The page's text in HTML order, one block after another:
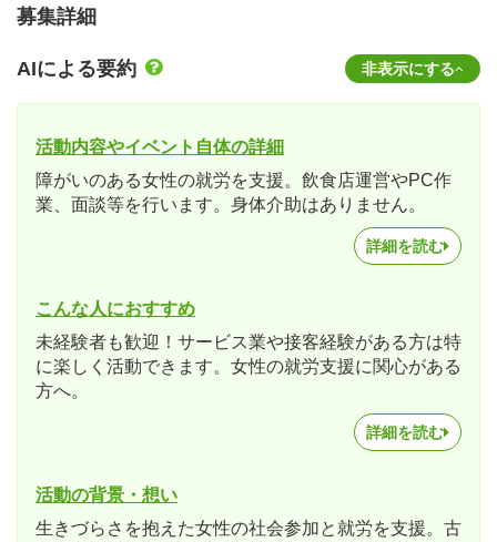
募集詳細
AIによる要約 非表示にする
活動内容やイベント自体の詳細
障がいのある女性の就労を支援。飲食店運営やPC作
業、面談等を行います。身体介助はありません。
詳細を読む
こんな人におすすめ
未経験者も歓迎！サービス業や接客経験がある方は特
に楽しく活動できます。女性の就労支援に関心がある
方へ。
詳細を読む
活動の背景・想い
生きづらさを抱えた女性の社会参加と就労を支援。古